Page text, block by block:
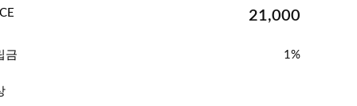
21,000
금 1%